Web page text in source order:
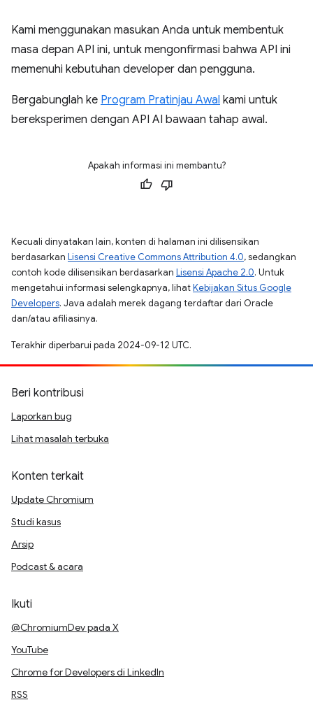
Kami menggunakan masukan Anda untuk membentuk
masa depan API ini, untuk mengonfirmasi bahwa API ini
memenuhi kebutuhan developer dan pengguna.
Bergabunglah ke Program Pratinjau Awal kami untuk
bereksperimen dengan API AI bawaan tahap awal.
Apakah informasi ini membantu?
Kecuali dinyatakan lain, konten di halaman ini dilisensikan
berdasarkan Lisensi Creative Commons Attribution 4.0, sedangkan
contoh kode dilisensikan berdasarkan Lisensi Apache 2.0. Untuk
mengetahui informasi selengkapnya, lihatKebijakan Situs Google
Developers. Java adalah merek dagang terdaftar dari Oracle
dan/atau afiliasinya.
Terakhir diperbarui pada 2024-09-12 UTC.
Beri kontribusi
Laporkan bug
Lihat masalah terbuka
Konten terkait
Update Chromium
Studi kasus
Arsip
Podcast & acara
Ikuti
@ChromiumDev pada X
YouTube
Chrome for Developers di LinkedIn
RSS